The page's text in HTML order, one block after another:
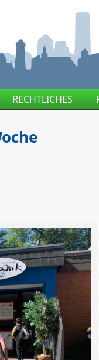
RECHTLICHES